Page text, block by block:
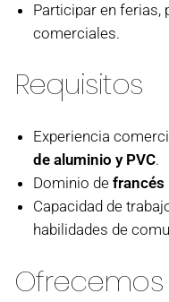
Participar en ferias,
comerciales.
Requisitos
Experiencia
de aluminio y PVC.
Dominio de francés
Capacidad de
habilidades de
Ofrecemos